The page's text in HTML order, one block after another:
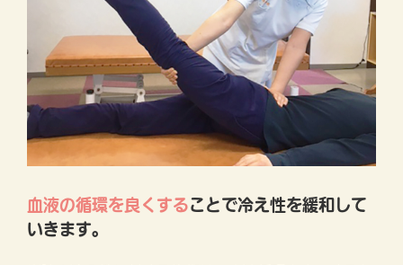
血液の循環を良くすることで冷え性を緩和して
いきます。